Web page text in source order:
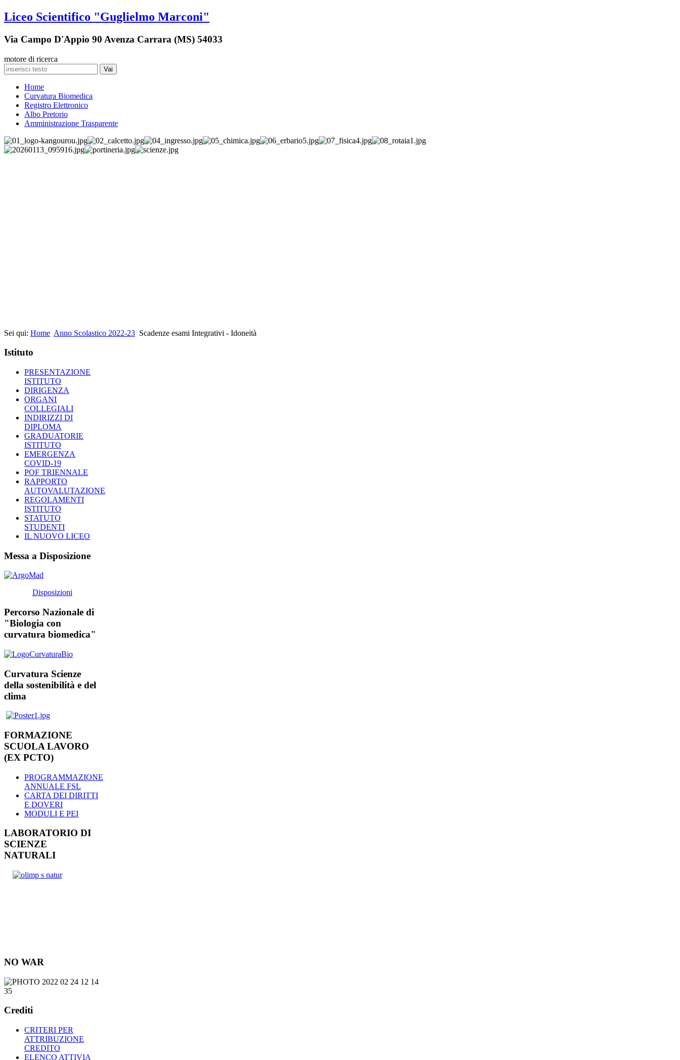
Liceo Scientifico "Guglielmo Marconi"
Via Campo D'Appio 90 Avenza Carrara (MS) 54033
motore di ricerca
Vai
Home
Curvatura Biomedica
Registro Elettronico
Albo Pretorio
Amministrazione Trasparente
Sei qui: Home Anno Scolastico 2022-23 Scadenze esami Integrativi - Idoneità
Istituto
PRESENTAZIONE
ISTITUTO
DIRIGENZA
ORGANI
COLLEGIALI
INDIRIZZI DI
DIPLOMA
GRADUATORIE
ISTITUTO
EMERGENZA
COVID-19
POF TRIENNALE
RAPPORTO
AUTOVALUTAZIONE
REGOLAMENTI
ISTITUTO
STATUTO
STUDENTI
IL NUOVO LICEO
Messa a Disposizione
Disposizioni
Percorso Nazionale di
"Biologia con
curvatura biomedica"
Curvatura Scienze
della sostenibilità e del
clima
FORMAZIONE
SCUOLA LAVORO
(EX PCTO)
PROGRAMMAZIONE
ANNUALE FSL
CARTA DEI DIRITTI
E DOVERI
MODULI E PEI
LABORATORIO DI
SCIENZE
NATURALI
NO WAR
Crediti
CRITERI PER
ATTRIBUZIONE
CREDITO
ELENCO ATTIVIA